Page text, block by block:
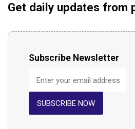
Get daily updates from
Subscribe Newsletter
SUBSCRIBE NOW